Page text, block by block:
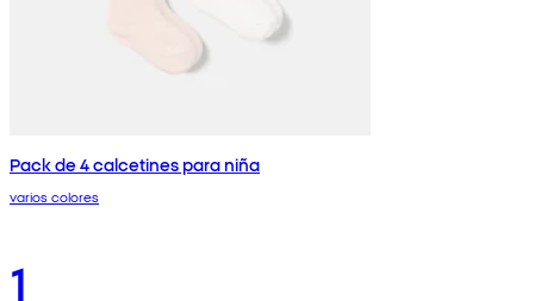
Pack de 4 calcetines para niña
varios colores
1